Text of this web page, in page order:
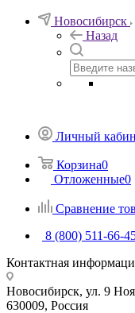
Новосибирск
Назад
Личный
Корзина0
Отложенные0
Сравнение
8 (800) 511-66-
Контактная
Новосибирск, ул. 9
630009, Россия